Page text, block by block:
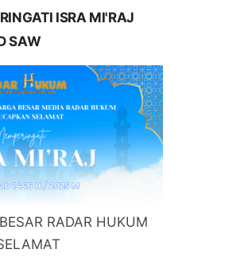
ISRA MI'RAJ
SAW
RADAR HUKUM